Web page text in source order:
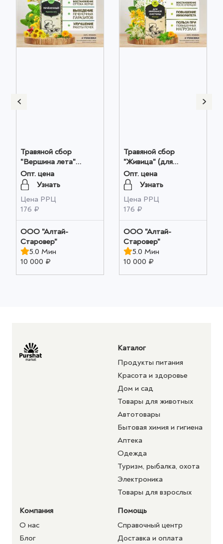
Травяной сбор
"Вершина лета"
(печеночный), 40 гр.
оптом
Опт. цена
Узнать
Цена РРЦ
176 ₽
ООО "Алтай-
Старовер"
5.0 Мин
10 000 ₽
Травяной сбор
"Живица" (для
иммунной системы),
40 гр. оптом
Опт. цена
Узнать
Цена РРЦ
176 ₽
ООО "Алтай-
Старовер"
5.0 Мин
10 000 ₽
Каталог
Продукты питания
Красота и здоровье
Дом и сад
Товары для животных
Автотовары
Бытовая химия и гигиена
Аптека
Одежда
Туризм, рыбалка, охота
Электроника
Товары для взрослых
Компания
О нас
Блог
Помощь
Справочный центр
Доставка и оплата